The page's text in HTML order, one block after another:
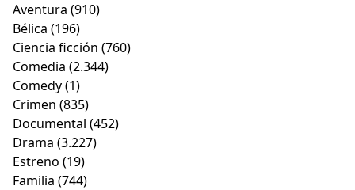
Aventura (910)
Bélica (196)
Ciencia ficción (760)
Comedia (2.344)
Comedy(1)
Crimen (835)
Documental (452)
Drama (3.227)
Estreno (19)
Familia (744)